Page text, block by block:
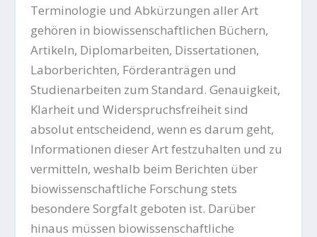
Terminologie und Abkürzungen aller Art
gehören in biowissenschaftlichen Büchern,
Artikeln, Diplomarbeiten, Dissertationen,
Laborberichten, Förderanträgen und
Studienarbeiten zum Standard. Genauigkeit,
Klarheit und Widerspruchsfreiheit sind
absolut entscheidend, wenn es darum geht,
Informationen dieser Art festzuhalten und zu
vermitteln, weshalb beim Berichten über
biowissenschaftliche Forschung stets
besondere Sorgfalt geboten ist. Darüber
hinaus müssen biowissenschaftliche